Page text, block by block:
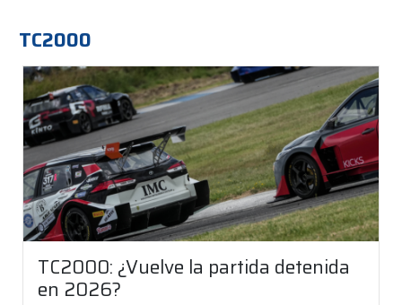
TC2000
TC2000: ¿Vuelve la partida detenida
en 2026?